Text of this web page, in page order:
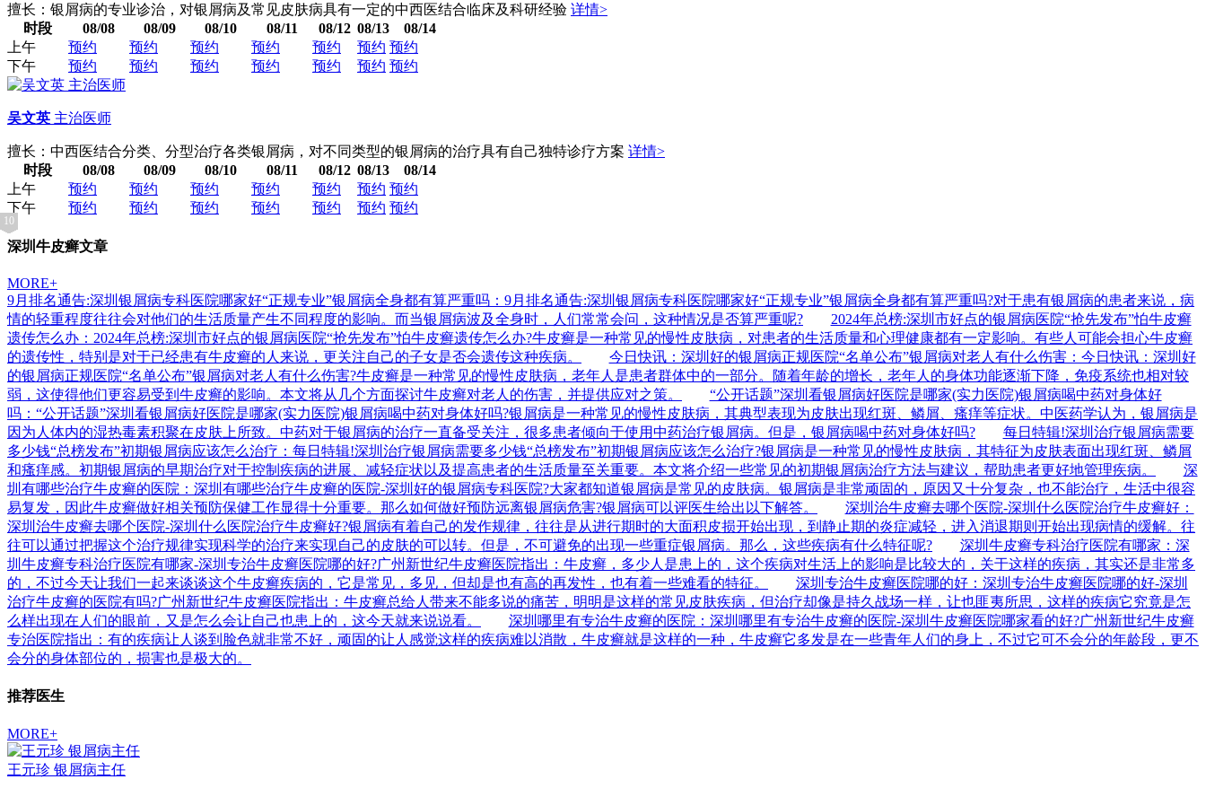
擅长：银屑病的专业诊治，对银屑病及常见皮肤病具有一定的中西医结合临床及科研经验 详情>
时段
08/08 08/09 08/10 08/11 08/12 08/13
08/14
上午
预约 预约 预约 预约 预约 预约 预约
下午
预约 预约 预约 预约 预约 预约 预约
吴文英 主治医师
擅长：中西医结合分类、分型治疗各类银屑病，对不同类型的银屑病的治疗具有自己独特诊疗方案 详情>
时段
08/08 08/09 08/10 08/11 08/12 08/13
08/14
上午
预约 预约 预约 预约 预约 预约 预约
下午
预约 预约 预约 预约 预约 预约 预约
深圳牛皮癣文章
MORE+
9月排名通告:深圳银屑病专科医院哪家好“正规专业”银屑病全身都有算严重吗：9月排名通告:深圳银屑病专科医院哪家好“正规专业”银屑病全身都有算严重吗?对于患有银屑病的患者来说，病
情的轻重程度往往会对他们的生活质量产生不同程度的影响。而当银屑病波及全身时，人们常常会问，这种情况是否算严重呢?
2024年总榜:深圳市好点的银屑病医院“抢先发布”怕牛皮癣
遗传怎么办：2024年总榜:深圳市好点的银屑病医院“抢先发布”怕牛皮癣遗传怎么办?牛皮癣是一种常见的慢性皮肤病，对患者的生活质量和心理健康都有一定影响。有些人可能会担心牛皮癣
的遗传性，特别是对于已经患有牛皮癣的人来说，更关注自己的子女是否会遗传这种疾病。
今日快讯：深圳好的银屑病正规医院“名单公布”银屑病对老人有什么伤害：今日快讯：深圳好
的银屑病正规医院“名单公布”银屑病对老人有什么伤害?牛皮癣是一种常见的慢性皮肤病，老年人是患者群体中的一部分。随着年龄的增长，老年人的身体功能逐渐下降，免疫系统也相对较
弱，这使得他们更容易受到牛皮癣的影响。本文将从几个方面探讨牛皮癣对老人的伤害，并提供应对之策。
“公开话题”深圳看银屑病好医院是哪家(实力医院)银屑病喝中药对身体好
吗：“公开话题”深圳看银屑病好医院是哪家(实力医院)银屑病喝中药对身体好吗?银屑病是一种常见的慢性皮肤病，其典型表现为皮肤出现红斑、鳞屑、瘙痒等症状。中医药学认为，银屑病是
因为人体内的湿热毒素积聚在皮肤上所致。中药对于银屑病的治疗一直备受关注，很多患者倾向于使用中药治疗银屑病。但是，银屑病喝中药对身体好吗?
每日特辑!深圳治疗银屑病需要
多少钱“总榜发布”初期银屑病应该怎么治疗：每日特辑!深圳治疗银屑病需要多少钱“总榜发布”初期银屑病应该怎么治疗?银屑病是一种常见的慢性皮肤病，其特征为皮肤表面出现红斑、鳞屑
和瘙痒感。初期银屑病的早期治疗对于控制疾病的进展、减轻症状以及提高患者的生活质量至关重要。本文将介绍一些常见的初期银屑病治疗方法与建议，帮助患者更好地管理疾病。
深
圳有哪些治疗牛皮癣的医院：深圳有哪些治疗牛皮癣的医院-深圳好的银屑病专科医院?大家都知道银屑病是常见的皮肤病。银屑病是非常顽固的，原因又十分复杂，也不能治疗，生活中很容
易复发，因此牛皮癣做好相关预防保健工作显得十分重要。那么如何做好预防远离银屑病危害?银屑病可以评医生给出以下解答。
深圳治牛皮癣去哪个医院-深圳什么医院治疗牛皮癣好：
深圳治牛皮癣去哪个医院-深圳什么医院治疗牛皮癣好?银屑病有着自己的发作规律，往往是从进行期时的大面积皮损开始出现，到静止期的炎症减轻，进入消退期则开始出现病情的缓解。往
往可以通过把握这个治疗规律实现科学的治疗来实现自己的皮肤的可以转。但是，不可避免的出现一些重症银屑病。那么，这些疾病有什么特征呢?
深圳牛皮癣专科治疗医院有哪家：深
圳牛皮癣专科治疗医院有哪家-深圳专治牛皮癣医院哪的好?广州新世纪牛皮癣医院指出：牛皮癣，多少人是患上的，这个疾病对生活上的影响是比较大的，关于这样的疾病，其实还是非常多
的，不过今天让我们一起来谈谈这个牛皮癣疾病的，它是常见，多见，但却是也有高的再发性，也有着一些难看的特征。
深圳专治牛皮癣医院哪的好：深圳专治牛皮癣医院哪的好-深圳
治疗牛皮癣的医院有吗?广州新世纪牛皮癣医院指出：牛皮癣总给人带来不能多说的痛苦，明明是这样的常见皮肤疾病，但治疗却像是持久战场一样，让也匪夷所思，这样的疾病它究竟是怎
么样出现在人们的眼前，又是怎么会让自己也患上的，这今天就来说说看。
深圳哪里有专治牛皮癣的医院：深圳哪里有专治牛皮癣的医院-深圳牛皮癣医院哪家看的好?广州新世纪牛皮癣
专治医院指出：有的疾病让人谈到脸色就非常不好，顽固的让人感觉这样的疾病难以消散，牛皮癣就是这样的一种，牛皮癣它多发是在一些青年人们的身上，不过它可不会分的年龄段，更不
会分的身体部位的，损害也是极大的。
推荐医生
MORE+
王元珍 银屑病主任
123456789
10